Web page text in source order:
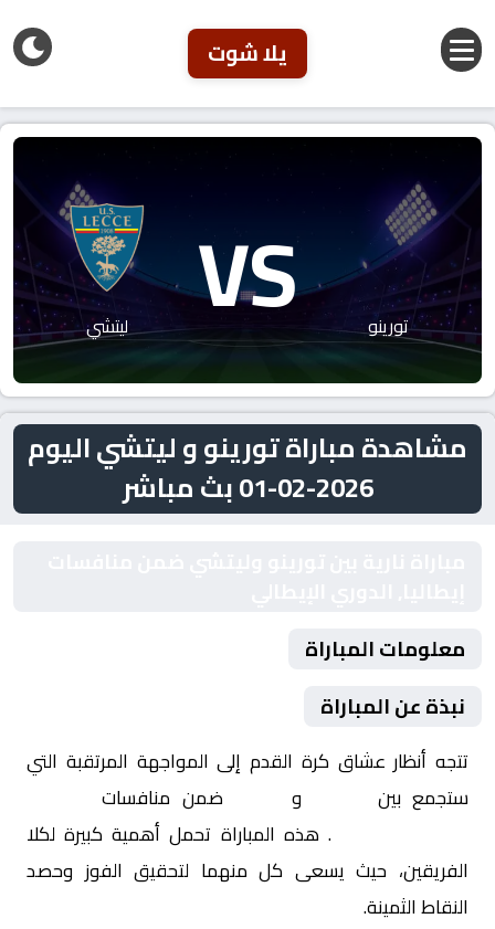
يلا شوت
تورينو VS ليتشي
مشاهدة مباراة تورينو و ليتشي اليوم
2026-02-01 بث مباشر
معلومات المباراة
نبذة عن المباراة
تتجه أنظار عشاق كرة القدم إلى المواجهة المرتقبة التي
ستجمع بين
و ضمن منافسات
. هذه المباراة تحمل أهمية كبيرة لكلا
الفريقين، حيث يسعى كل منهما لتحقيق الفوز وحصد
النقاط الثمينة.